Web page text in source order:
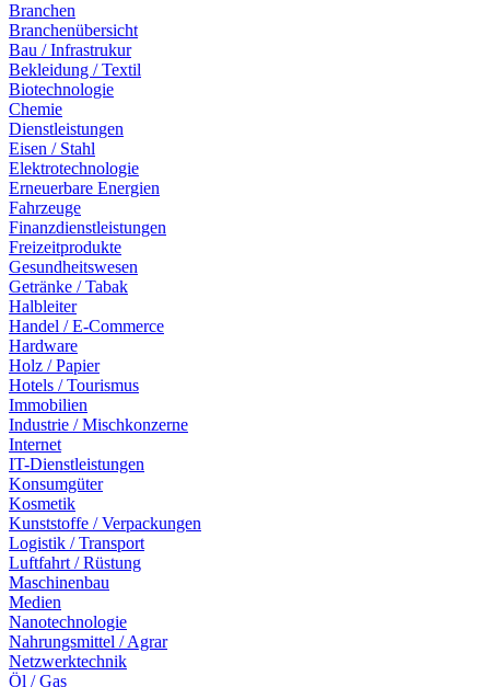
Branchen
Branchenübersicht
Bau / Infrastrukur
Bekleidung / Textil
Biotechnologie
Chemie
Dienstleistungen
Eisen / Stahl
Elektrotechnologie
Erneuerbare Energien
Fahrzeuge
Finanzdienstleistungen
Freizeitprodukte
Gesundheitswesen
Getränke / Tabak
Halbleiter
Handel / E-Commerce
Hardware
Holz / Papier
Hotels / Tourismus
Immobilien
Industrie / Mischkonzerne
Internet
IT-Dienstleistungen
Konsumgüter
Kosmetik
Kunststoffe / Verpackungen
Logistik / Transport
Luftfahrt / Rüstung
Maschinenbau
Medien
Nanotechnologie
Nahrungsmittel / Agrar
Netzwerktechnik
Öl / Gas